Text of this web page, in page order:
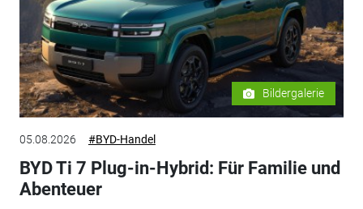
Bildergalerie
05.08.2026 #BYD-Handel
BYD Ti 7 Plug-in-Hybrid: Für Familie und
Abenteuer